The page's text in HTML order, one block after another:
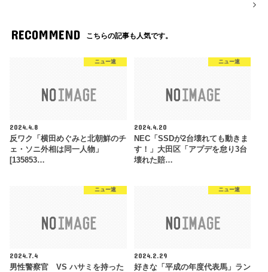
RECOMMEND こちらの記事も人気です。
ニュー速
2024.4.8
反ワク「横田めぐみと北朝鮮のチ
ェ・ソニ外相は同一人物」
[135853…
ニュー速
2024.4.20
NEC「SSDが2台壊れても動きま
す！」大田区「アプデを怠り3台
壊れた賠…
ニュー速
2024.7.4
男性警察官 VS ハサミを持った
ニュー速
2024.2.29
好きな「平成の年度代表馬」ラン